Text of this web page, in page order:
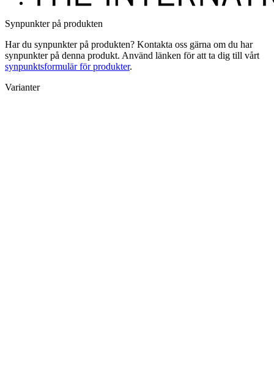
Synpunkter på produkten
Har du synpunkter på produkten? Kontakta oss gärna om du har
synpunkter på denna produkt. Använd länken för att ta dig till vårt
synpunktsformulär för produkter.
Varianter